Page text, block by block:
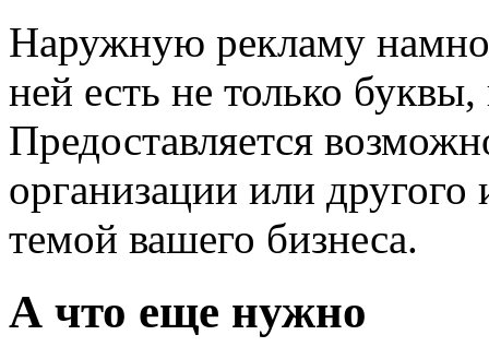
Наружную рекламу
ней есть не только
Предоставляется
организации или другого
темой вашего бизнеса.
А что еще нужно